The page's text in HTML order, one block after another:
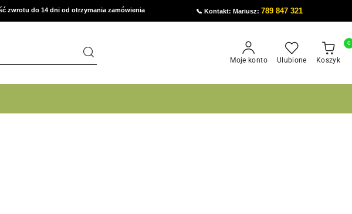
zwrotu do 14 dni od otrzymania zamówienia 📞 Kontakt: Mariusz:789 847 321
Moje konto Ulubione Koszyk
0